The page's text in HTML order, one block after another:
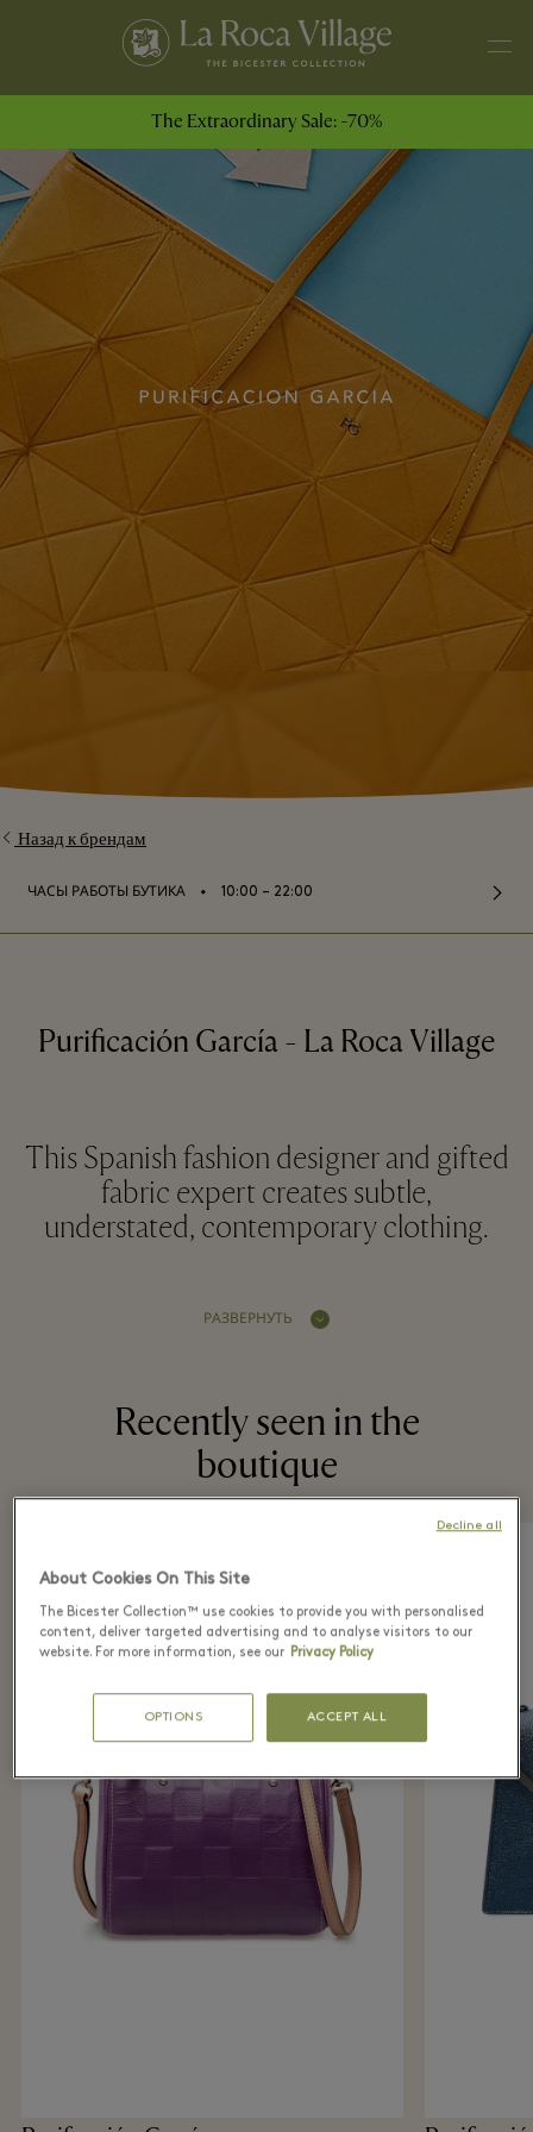
The Extraordinary Sale: -70%
Назад к брендам
ЧАСЫ РАБОТЫ БУТИКА ⬩ 10:00 – 22:00
Purificación García - La Roca Village
This Spanish fashion designer and gifted
fabric expert creates subtle,
understated, contemporary clothing.
РАЗВЕРНУТЬ
Recently seen in the
boutique
About Cookies On This Site
The Bicester Collection™ use cookies to provide you with personalised
content, deliver targeted advertising and to analyse visitors to our
website. For more information, see our Privacy Policy
OPTIONS ACCEPT ALL
Decline all